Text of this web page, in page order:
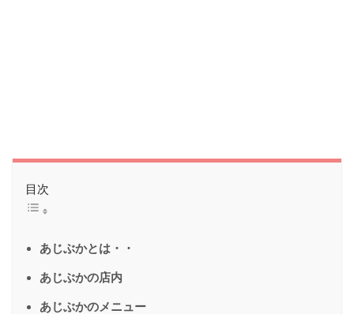
目次
あじぶかとは・・
あじぶかの店内
あじぶかのメニュー